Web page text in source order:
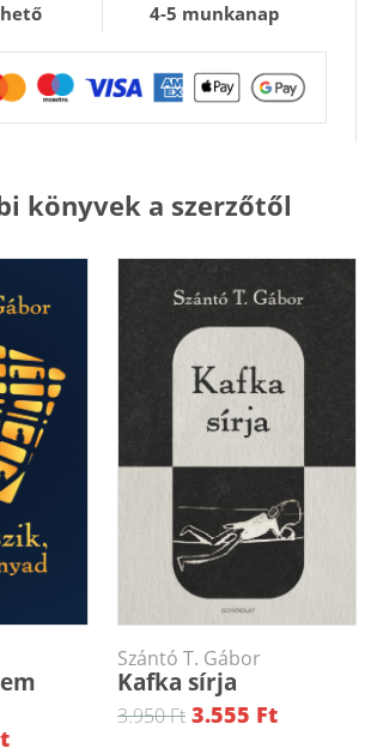
4-5 munkanap
könyvek a szerzőtől
Szántó T. Gábor
Kafka sírja
3.950 Ft 3.555 Ft